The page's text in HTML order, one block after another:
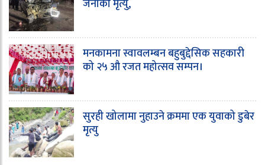
जनाको मृत्यु,
मनकामना स्वावलम्बन बहुबुद्देसिक सहकारी
को २५ औ रजत महोत्सव सम्पन।
सुरही खोलामा नुहाउने क्रममा एक युवाको डुबेर
मृत्यु